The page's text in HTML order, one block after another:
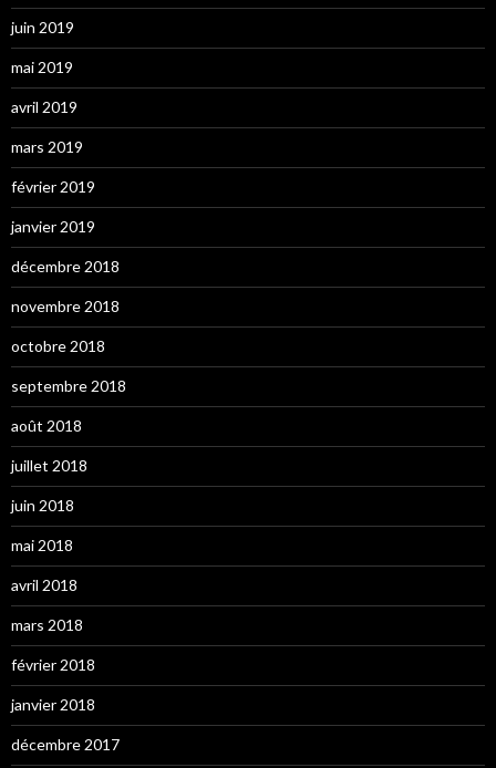
juin 2019
mai 2019
avril 2019
mars 2019
février 2019
janvier 2019
décembre 2018
novembre 2018
octobre 2018
septembre 2018
août 2018
juillet 2018
juin 2018
mai 2018
avril 2018
mars 2018
février 2018
janvier 2018
décembre 2017